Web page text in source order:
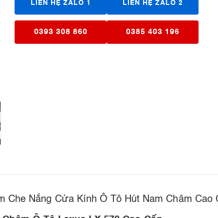
LIÊN HỆ ZALO 1 LIÊN HỆ ZALO 2
0393 308 860 0385 403 196
Che Nắng Cửa Kính Ô Tô Hút Nam Châm Cao